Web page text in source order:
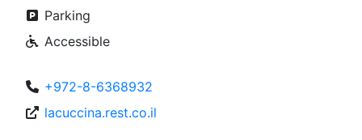
Parking
Accessible
+972-8-6368932
lacuccina.rest.co.il